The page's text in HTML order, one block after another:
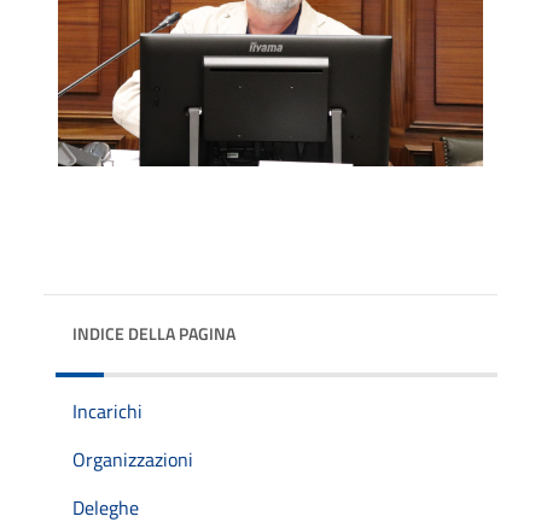
INDICE DELLA PAGINA
Incarichi
Organizzazioni
Deleghe